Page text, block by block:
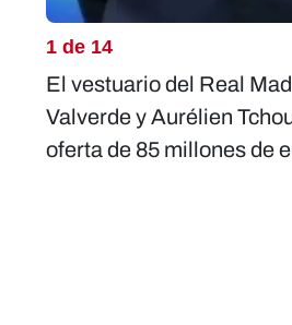
1 de 14
El vestuario del Real
Valverde y Aurélien
oferta de 85 millones de